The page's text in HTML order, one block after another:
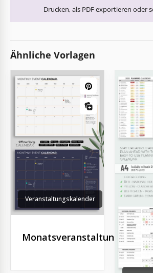
Drucken, als PDF exportieren oder
Ähnliche Vorlagen
Veranstaltungskalender